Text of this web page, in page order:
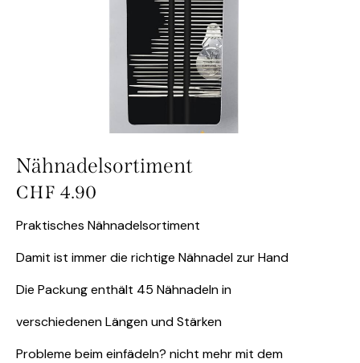
Nähnadelsortiment
CHF 4.90
Praktisches Nähnadelsortiment
Damit ist immer die richtige Nähnadel zur Hand
Die Packung enthält 45 Nähnadeln in
verschiedenen Längen und Stärken
Probleme beim einfädeln? nicht mehr mit dem